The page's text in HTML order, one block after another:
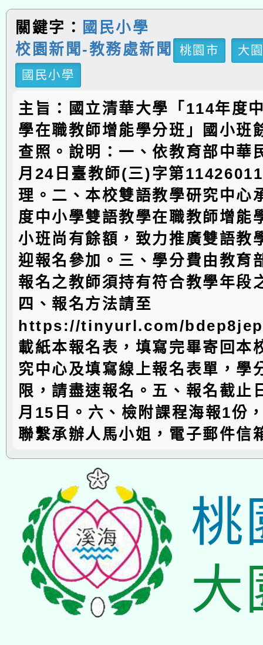
關鍵字：
國民小學
校園新聞-教務處新聞
桃園市
大
國民小學
主旨：國立清華大學「114年度
學在職教師增能學分班」國小班
查照。說明：一、依教育部中華
月24日臺教師(三)字第
理。二、本校雙語教學研究中心
度中小學雙語教學在職教師增能
小班尚有餘額，致力推廣雙語教
迎報名參加。三、學分費由教育
報名之教師須持有符合教學年段
四、報名方法請至
https://tinyurl.com/bdep8jep
載紙本報名表，填寫完畢寄回本
究中心及填寫線上報名表單，學
限，請盡速報名。五、報名截止
月15日。六、檢附課程海報1份
聯繫承辦人馬小姐，電子郵件信
桃
大